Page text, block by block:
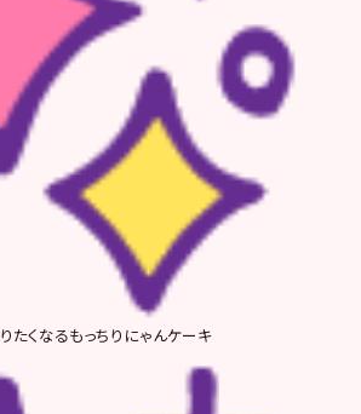
くなるもっちりにゃんケーキ